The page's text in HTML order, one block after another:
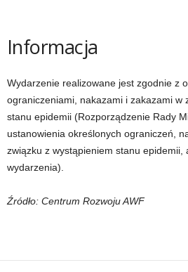
Informacja
Wydarzenie realizowane jest zgodnie z
ograniczeniami, nakazami i zakazami w
stanu epidemii (Rozporządzenie Rady
ustanowienia określonych ograniczeń,
związku z wystąpieniem stanu epidemii,
wydarzenia).
Źródło: Centrum Rozwoju AWF